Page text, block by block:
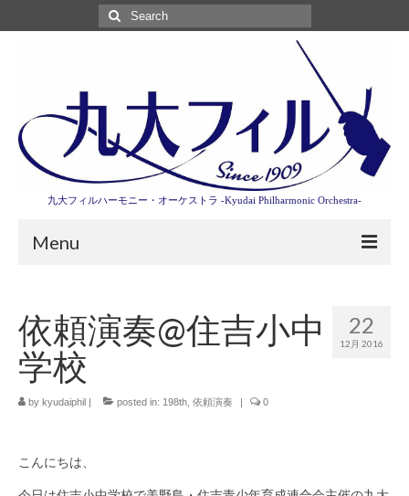
Search
for:
九大フィルハーモニー・オーケストラ -Kyudai Philharmonic Orchestra-
Menu
演奏会情報
卒業記念演奏会2027
九大フィルとは
22
12月 2016
依頼演奏@住吉小中
学校
by kyudaiphil posted in: 198th 依頼演奏 0
こんにちは、